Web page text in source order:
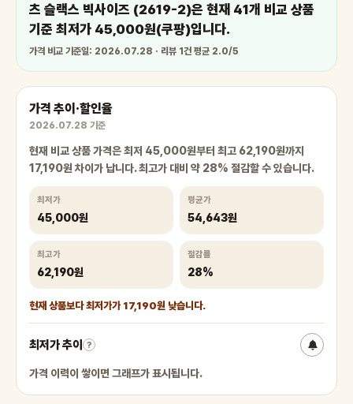
츠 슬랙스 빅사이즈 (2619-2)은 현재 41개 비교 상품
기준 최저가 45,000원(쿠팡)입니다.
가격 비교 기준일: 2026.07.28 · 리뷰 1건 평균 2.0/5
가격 추이·할인율
2026.07.28 기준
현재 비교 상품 가격은 최저 45,000원부터 최고 62,190원까지
17,190원 차이가 납니다. 최고가 대비 약 28% 절감할 수 있습니다.
최저가
45,000원
평균가
54,643원
최고가
62,190원
절감률
28%
현재 상품보다 최저가가 17,190원 낮습니다.
최저가 추이 ?
가격 이력이 쌓이면 그래프가 표시됩니다.